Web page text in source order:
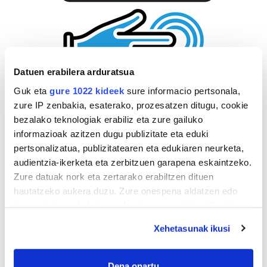
Datuen erabilera arduratsua
Guk eta gure 1022 kideek sure informacio pertsonala,
zure IP zenbakia, esaterako, prozesatzen ditugu, cookie
bezalako teknologiak erabiliz eta zure gailuko
informazioak azitzen dugu publizitate eta eduki
pertsonalizatua, publizitatearen eta edukiaren neurketa,
audientzia-ikerketa eta zerbitzuen garapena eskaintzeko.
Zure datuak nork eta zertarako erabiltzen dituen
hautatzeko aukera duzu. Zure onespena aldatzen edo
If you allow, we would also like to:
Collect information about your geographical
Xehetasunak ikusi